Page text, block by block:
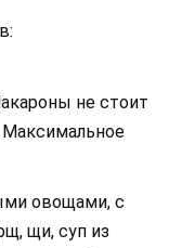
не стоит
овощами, с
щи, суп из